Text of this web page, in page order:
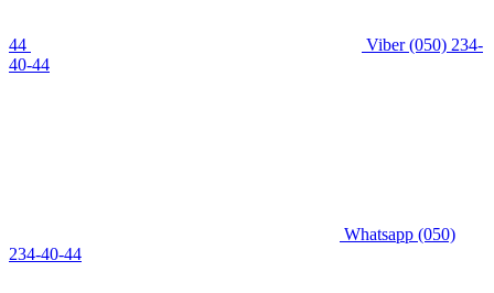
44 Viber(050) 234-
40-44
Whatsapp (050)
234-40-44